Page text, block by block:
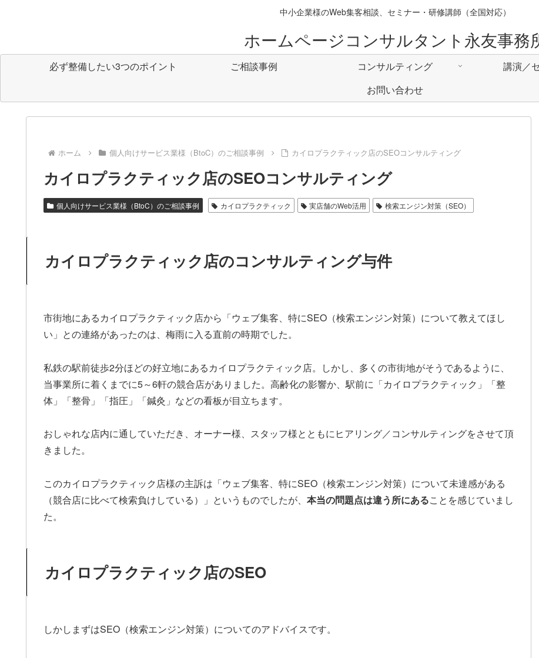
中小企業様のWeb集客相談、セミナー・研修講師（全国対応）
ホームページコンサルタント永友事務
必ず整備したい3つのポイント ご相談事例 コンサルティング 講演／
お問い合わせ
ホーム 個人向けサービス業様（BtoC）のご相談事例 カイロプラクティック店のSEOコンサルティング
カイロプラクティック店のSEOコンサルティング
個人向けサービス業様（BtoC）のご相談事例 カイロプラクティック 実店舗のWeb活用 検索エンジン対策（SEO）
カイロプラクティック店のコンサルティング与件
市街地にあるカイロプラクティック店から「ウェブ集客、特にSEO（検索エンジン対策）について教えてほし
い」との連絡があったのは、梅雨に入る直前の時期でした。
私鉄の駅前徒歩2分ほどの好立地にあるカイロプラクティック店。しかし、多くの市街地がそうであるように、
当事業所に着くまでに5～6軒の競合店がありました。高齢化の影響か、駅前に「カイロプラクティック」「整
体」「整骨」「指圧」「鍼灸」などの看板が目立ちます。
おしゃれな店内に通していただき、オーナー様、スタッフ様とともにヒアリング／コンサルティングをさせて頂
きました。
このカイロプラクティック店様の主訴は「ウェブ集客、特にSEO（検索エンジン対策）について未達感がある
（競合店に比べて検索負けしている）」というものでしたが、 本当の問題点は違う所にあることを感じていまし
た。
カイロプラクティック店のSEO
しかしまずはSEO（検索エンジン対策）についてのアドバイスです。